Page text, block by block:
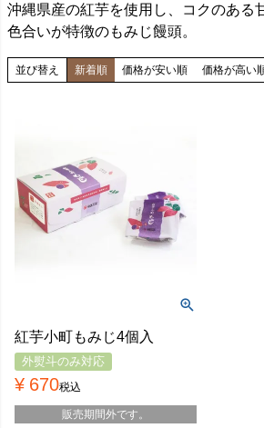
沖縄県産の紅芋を使用し、コクのある
色合いが特徴のもみじ饅頭。
並び替え 新着順 価格が安い順 価格が高い
紅芋小町もみじ4個入
外熨斗のみ対応
¥ 670税込
販売期間外です。